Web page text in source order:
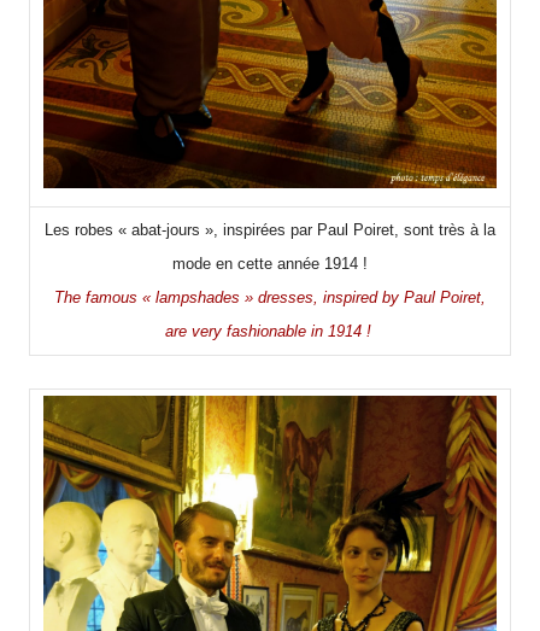
Les robes « abat-jours », inspirées par Paul Poiret, sont très à la
mode en cette année 1914 !
The famous « lampshades » dresses, inspired by Paul Poiret,
are very fashionable in 1914 !